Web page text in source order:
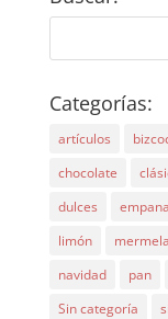
Categorías:
artículos
chocolate
dulces
limón
navidad
pan
Sin categoría